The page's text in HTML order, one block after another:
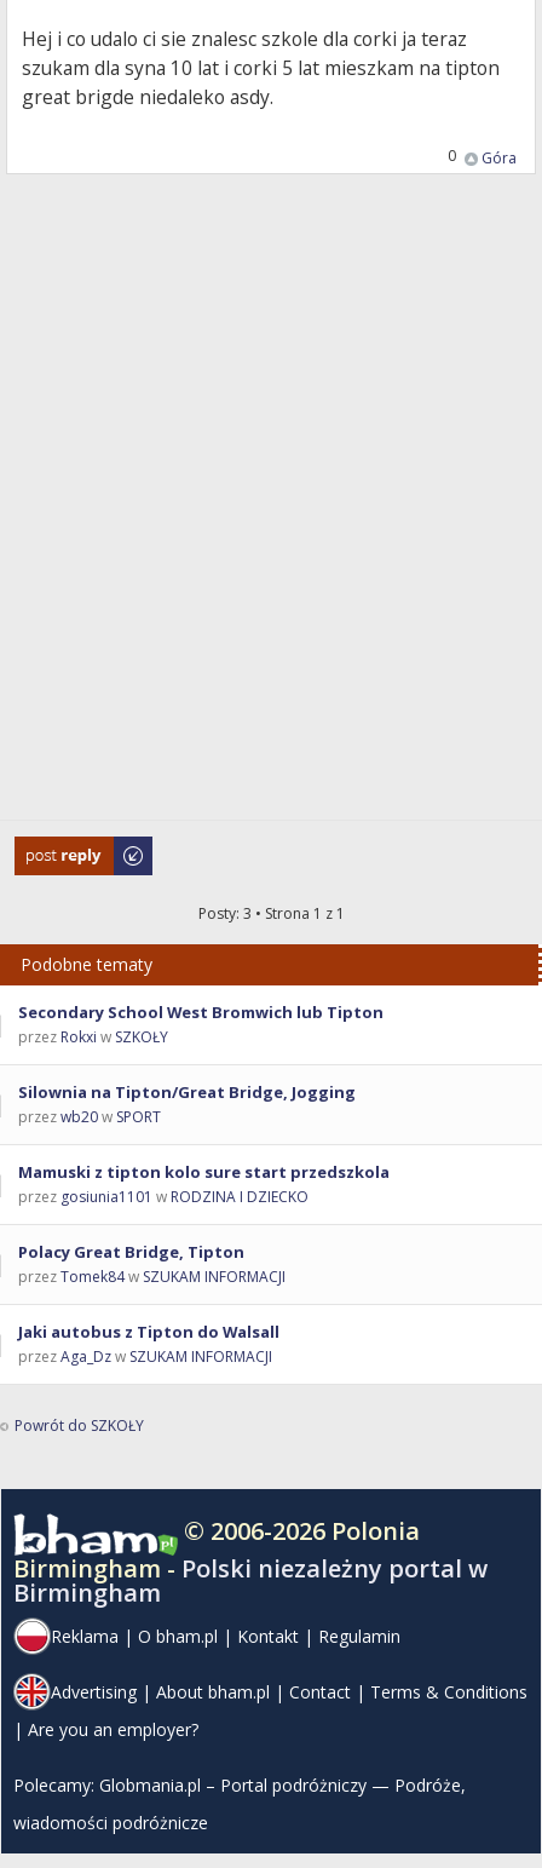
Hej i co udalo ci sie znalesc szkole dla corki ja teraz
szukam dla syna 10 lat i corki 5 lat mieszkam na tipton
great brigde niedaleko asdy.
Góra
0
Odpowiedz
Posty: 3 • Strona 1 z 1
Podobne tematy
Secondary School West Bromwich lub Tipton
przez Rokxi w SZKOŁY
Silownia na Tipton/Great Bridge, Jogging
przezwb20w SPORT
Mamuski z tipton kolo sure start przedszkola
przez gosiunia1101 w RODZINA I DZIECKO
Polacy Great Bridge, Tipton
przezTomek84w SZUKAM INFORMACJI
Jaki autobus z Tipton do Walsall
przezAga_Dzw SZUKAM INFORMACJI
Powrót do SZKOŁY
© 2006-2026 Polonia
Birmingham - Polski niezależny portal w
Birmingham
Reklama | O bham.pl | Kontakt | Regulamin
Advertising | About bham.pl | Contact | Terms & Conditions
| Are you an employer?
Polecamy: Globmania.pl – Portal podróżniczy — Podróże,
wiadomości podróżnicze